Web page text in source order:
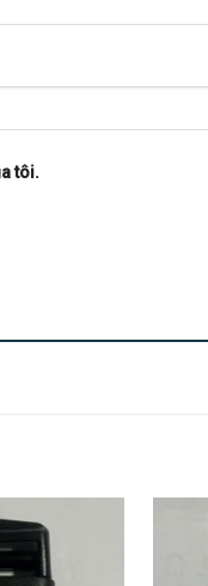
tôi.